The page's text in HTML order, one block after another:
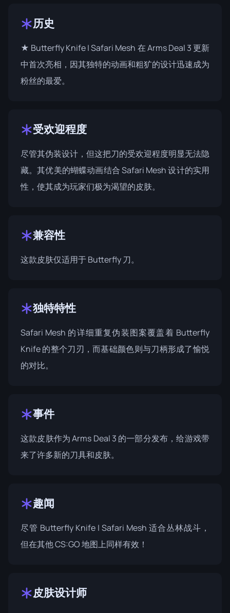
历史
★ Butterfly Knife | Safari Mesh 在 Arms Deal 3 更新
中首次亮相，因其独特的动画和粗犷的设计迅速成为
粉丝的最爱。
受欢迎程度
尽管其伪装设计，但这把刀的受欢迎程度明显无法隐
藏。其优美的蝴蝶动画结合 Safari Mesh 设计的实用
性，使其成为玩家们极为渴望的皮肤。
兼容性
这款皮肤仅适用于 Butterfly 刀。
独特特性
Safari Mesh 的详细重复伪装图案覆盖着 Butterfly
Knife 的整个刀刃，而基础颜色则与刀柄形成了愉悦
的对比。
事件
这款皮肤作为 Arms Deal 3 的一部分发布，给游戏带
来了许多新的刀具和皮肤。
趣闻
尽管 Butterfly Knife | Safari Mesh 适合丛林战斗，
但在其他 CS:GO 地图上同样有效！
皮肤设计师